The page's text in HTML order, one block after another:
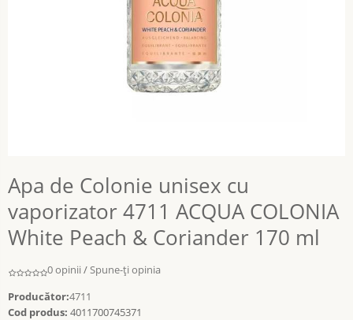
Apa de Colonie unisex cu
vaporizator 4711 ACQUA COLONIA
White Peach & Coriander 170 ml
0 opinii /Spune-ţi opinia
Producător:4711
Cod produs: 4011700745371